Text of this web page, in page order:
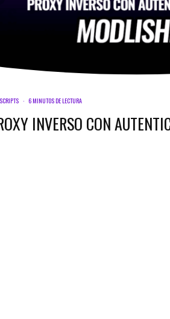
· 6 MINUTOS DE LECTURA
INVERSO CON